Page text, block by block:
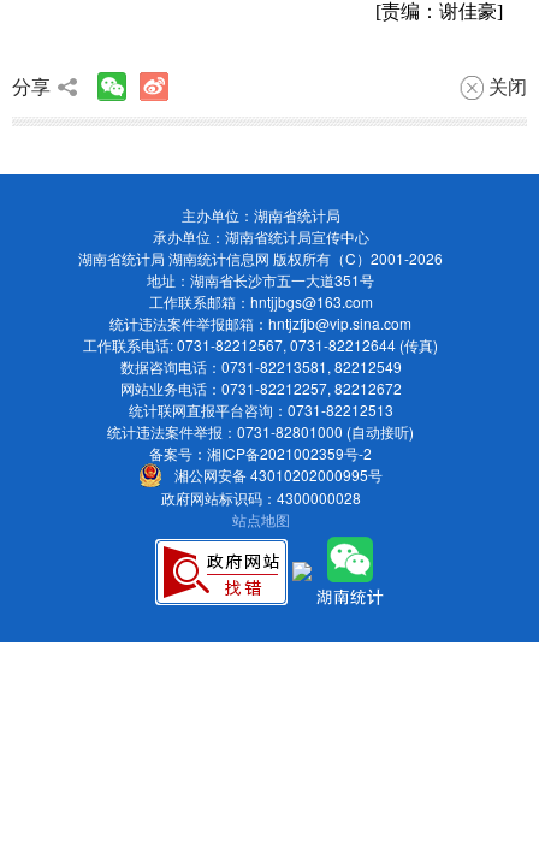
[责编：谢佳豪]
分享 关闭
主办单位：湖南省统计局
承办单位：湖南省统计局宣传中心
湖南省统计局 湖南统计信息网 版权所有（C） 2001-2026
地址：湖南省长沙市五一大道351号
工作联系邮箱： hntjjbgs@163.com
统计违法案件举报邮箱： hntjzfjb@vip.sina.com
工作联系电话: 0731-82212567, 0731-82212644 (传真)
数据咨询电话：0731-82213581, 82212549
网站业务电话：0731-82212257, 82212672
统计联网直报平台咨询：0731-82212513
统计违法案件举报：0731-82801000 (自动接听)
备案号：湘ICP备2021002359号-2
湘公网安备 43010202000995号
政府网站标识码：4300000028
站点地图